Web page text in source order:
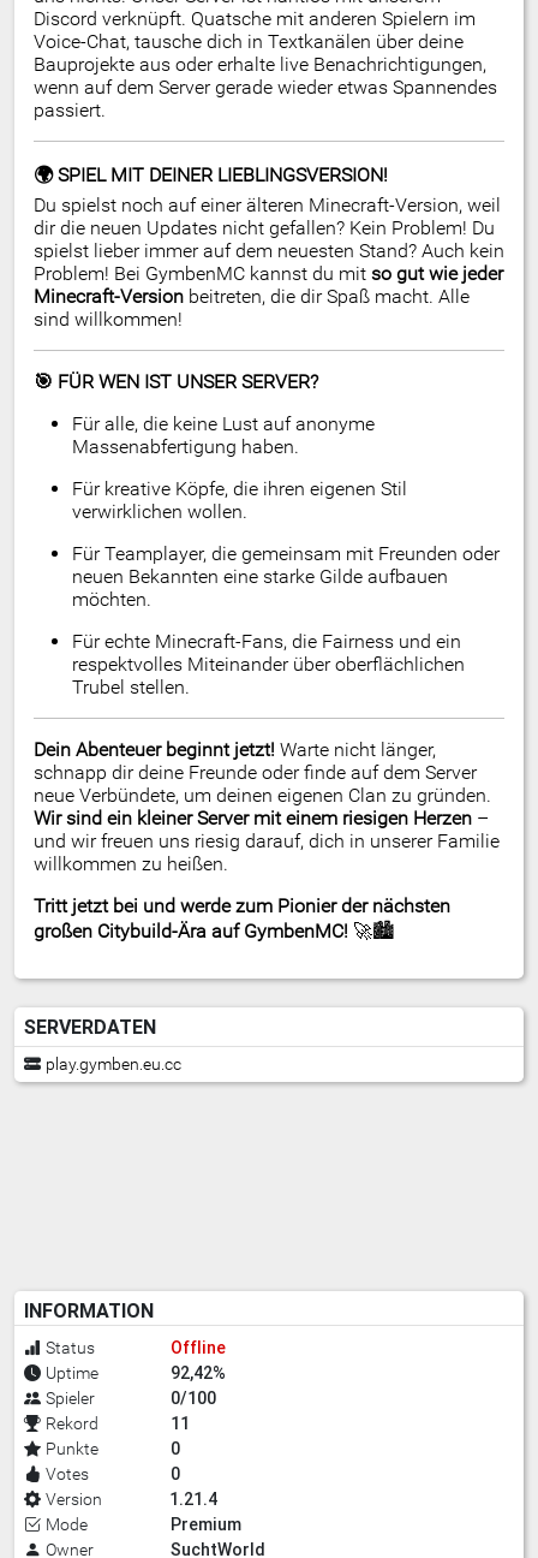
Discord verknüpft. Quatsche mit anderen Spielern im
Voice-Chat, tausche dich in Textkanälen über deine
Bauprojekte aus oder erhalte live Benachrichtigungen,
wenn auf dem Server gerade wieder etwas Spannendes
passiert.
🌍 SPIEL MIT DEINER LIEBLINGSVERSION!
Du spielst noch auf einer älteren Minecraft-Version, weil
dir die neuen Updates nicht gefallen? Kein Problem! Du
spielst lieber immer auf dem neuesten Stand? Auch kein
Problem! Bei GymbenMC kannst du mit so gut wie jeder
Minecraft-Version beitreten, die dir Spaß macht. Alle
sind willkommen!
🎯 FÜR WEN IST UNSER SERVER?
Für alle, die keine Lust auf anonyme
Massenabfertigung haben.
Für kreative Köpfe, die ihren eigenen Stil
verwirklichen wollen.
Für Teamplayer, die gemeinsam mit Freunden oder
neuen Bekannten eine starke Gilde aufbauen
möchten.
Für echte Minecraft-Fans, die Fairness und ein
respektvolles Miteinander über oberflächlichen
Trubel stellen.
Dein Abenteuer beginnt jetzt! Warte nicht länger,
schnapp dir deine Freunde oder finde auf dem Server
neue Verbündete, um deinen eigenen Clan zu gründen.
Wir sind ein kleiner Server mit einem riesigen Herzen –
und wir freuen uns riesig darauf, dich in unserer Familie
willkommen zu heißen.
Tritt jetzt bei und werde zum Pionier der nächsten
großen Citybuild-Ära auf GymbenMC! 🚀🏙️
SERVERDATEN
play.gymben.eu.cc
INFORMATION
Status Offline
Uptime 92,42%
Spieler 0/100
Rekord 11
Punkte 0
Votes 0
Version 1.21.4
Mode Premium
Owner SuchtWorld